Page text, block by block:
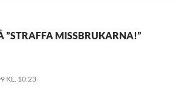
”STRAFFA MISSBRUKARNA!”
KL. 10:23